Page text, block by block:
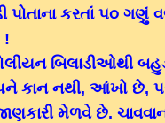
પોતાના કરતાં ૫૦
!
બિલાડીઓથી
કાન નથી, આંખો છે,
મેળવે છે.